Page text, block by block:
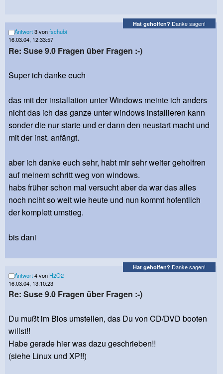
Hat geholfen? Danke sagen!
Antwort3 vonfschubi
16.03.04, 12:33:57
Re: Suse 9.0 Fragen über Fragen :-)
Super ich danke euch
das mit der installation unter Windows meinte ich anders
nicht das ich das ganze unter windows installieren kann
sonder die nur starte und er dann den neustart macht und
mit der inst. anfängt.
aber ich danke euch sehr, habt mir sehr weiter geholfren
auf meinem schritt weg von windows.
habs früher schon mal versucht aber da war das alles
noch nciht so weit wie heute und nun kommt hofentlich
der komplett umstieg.
bis dani
Hat geholfen? Danke sagen!
Antwort4 von H2O2
16.03.04, 13:10:23
Re: Suse 9.0 Fragen über Fragen :-)
Du mußt im Bios umstellen, das Du von CD/DVD booten
willst!!
Habe gerade hier was dazu geschrieben!!
(siehe Linux und XP!!)